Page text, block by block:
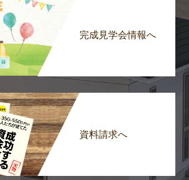
完成見学会情報へ
資料請求へ